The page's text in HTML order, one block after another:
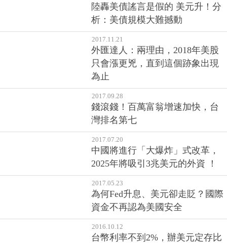
陸轟美債謠言是假的 美元升！分
析：美債規模大難撼動
2017.11.21
外匯達人：兩理由，2018年美股
只會漲更兇，直到這個跡象出現
為止
2017.09.28
錢滾錢！百萬富翁增速加快，台
灣排名第七
2017.07.20
中國將進行「大爆炸」式改革，
2025年將吸引3兆美元的外資 ！
2017.05.23
為何Fed升息、美元卻走貶？國際
資金不再認為美國安全
2016.10.12
台幣利率不到2%，辦美元定存比